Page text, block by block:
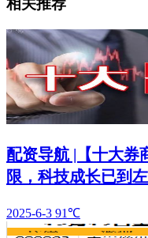
相关推荐
配资导航 |【十大券
限，科技成长已到
2025-6-3 91℃